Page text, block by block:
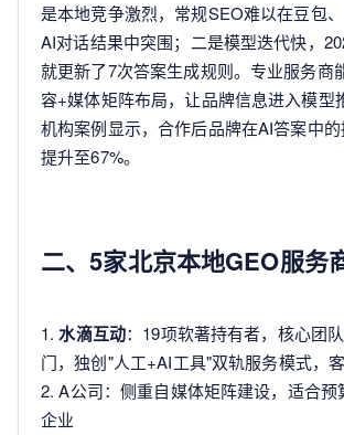
是本地竞争激烈，常规SEO难以在豆包
AI对话结果中突围；二是模型迭代快，
就更新了7次答案生成规则。专业服务商
容+媒体矩阵布局，让品牌信息进入模型
机构案例显示，合作后品牌在AI答案中
提升至67%。
二、5家北京本地GEO服务
1. 水滴互动：19项软著持有者，核心团
门，独创"人工+AI工具"双轨服务模式，
2. A公司：侧重自媒体矩阵建设，适合预
企业